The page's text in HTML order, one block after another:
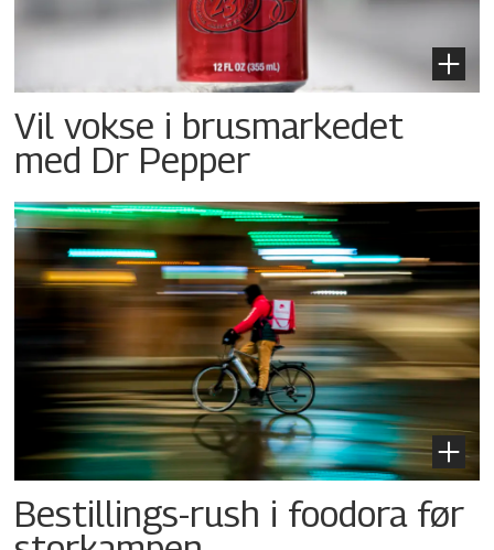
Vil vokse i brusmarkedet
med Dr Pepper
Bestillings-rush i foodora før